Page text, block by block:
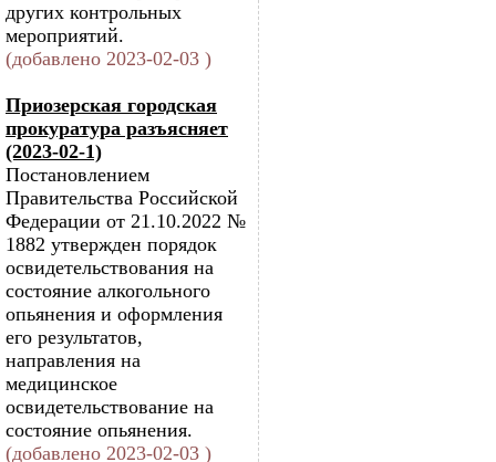
других контрольных
мероприятий.
(добавлено 2023-02-03 )
Приозерская городская
прокуратура разъясняет
(2023-02-1)
Постановлением
Правительства Российской
Федерации от 21.10.2022 №
1882 утвержден порядок
освидетельствования на
состояние алкогольного
опьянения и оформления
его результатов,
направления на
медицинское
освидетельствование на
состояние опьянения.
(добавлено 2023-02-03 )